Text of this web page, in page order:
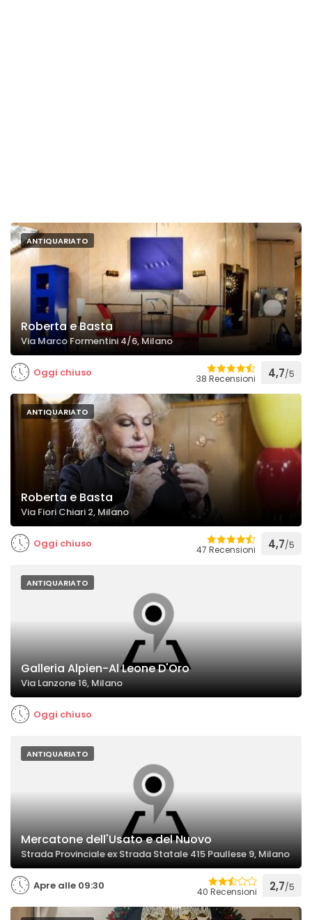
ANTIQUARIATO
Roberta e Basta
Via Marco Formentini 4/6, Milano
Oggi chiuso 38 Recensioni 4,7/5
ANTIQUARIATO
Roberta e Basta
Via Fiori Chiari 2, Milano
Oggi chiuso 47 Recensioni 4,7/5
ANTIQUARIATO
Galleria Alpien-Al Leone D'Oro
Via Lanzone 16, Milano
Oggi chiuso
ANTIQUARIATO
Mercatone dell'Usato e del Nuovo
Strada Provinciale ex Strada Statale 415 Paullese 9, Milano
Apre alle 09:30 40 Recensioni 2,7/5